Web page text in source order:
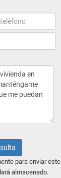
para enviar este
almacenado.